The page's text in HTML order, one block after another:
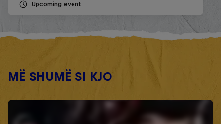
Upcoming event
MË SHUMË SI KJO